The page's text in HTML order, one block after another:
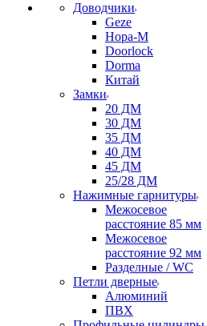
Доводчики
Geze
Нора-М
Doorlock
Dorma
Китай
Замки
20 ДМ
30 ДМ
35 ДМ
40 ДМ
45 ДМ
25/28 ДМ
Нажимные гарнитуры
Межосевое
расстояние 85 мм
Межосевое
расстояние 92 мм
Разделные / WC
Петли дверные
Алюминий
ПВХ